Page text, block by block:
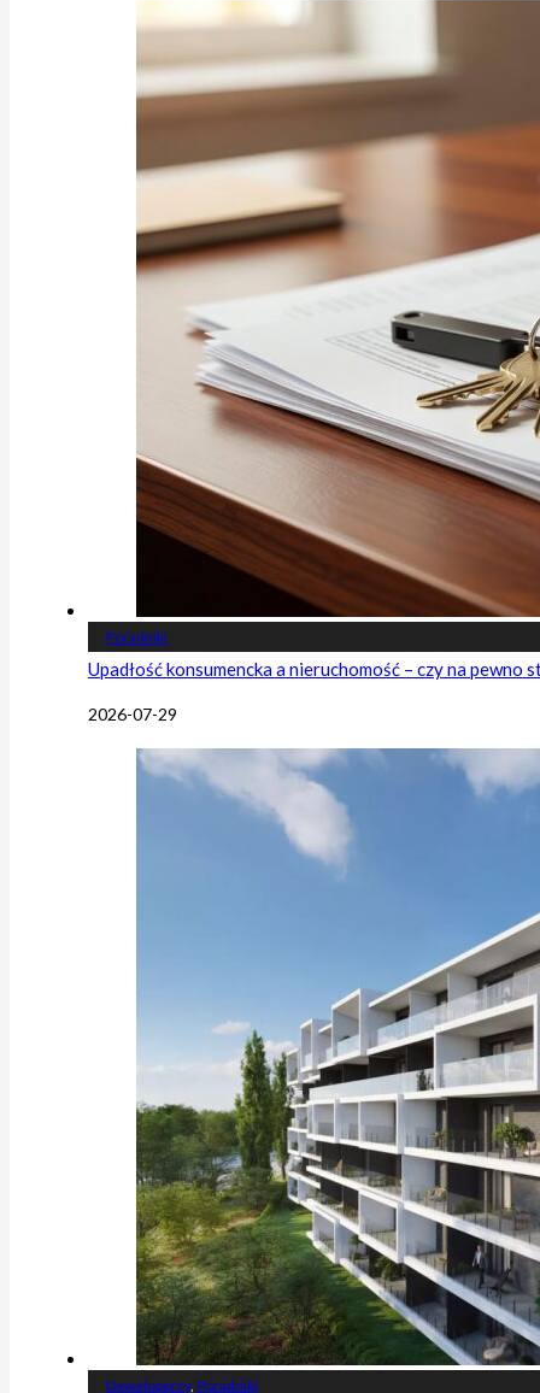
Poradniki
Upadłość konsumencka a nieruchomość – czy na pewno
2026-07-29
Deweloperzy, Poradniki